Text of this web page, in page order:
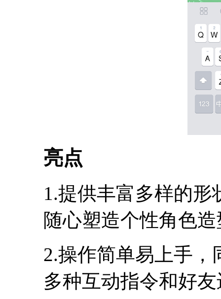
亮点
1.提供丰富多样的
随心塑造个性角色
2.操作简单易上手
多种互动指令和好